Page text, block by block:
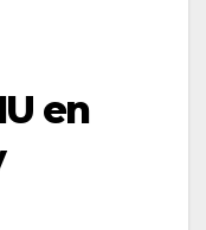
en